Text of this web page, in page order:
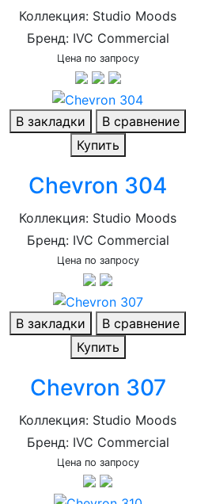
Коллекция: Studio Moods
Бренд: IVC Commercial
Цена по запросу
В закладки
В сравнение
Купить
Chevron 304
Коллекция: Studio Moods
Бренд: IVC Commercial
Цена по запросу
В закладки
В сравнение
Купить
Chevron 307
Коллекция: Studio Moods
Бренд: IVC Commercial
Цена по запросу